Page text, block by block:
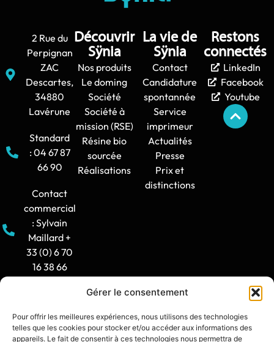
Gérer le consentement
Pour offrir les meilleures expériences, nous utilisons des technologies
telles que les cookies pour stocker et/ou accéder aux informations des
appareils. Le fait de consentir à ces technologies nous permettra de
2 Rue du
Perpignan
ZAC
Descartes,
34880
Lavérune
Standard
: 04 67 87
66 90
Contact
commercial
: Sylvain
Maillard +
33 (0) 6 70
16 38 66
: 8h30-12h
/ 14h -
Découvrir
Sÿnia
Nos produits
Le doming
Société
Société à
mission (RSE)
Résine bio
sourcée
Réalisations
La vie de
Sÿnia
Contact
Candidature
spontannée
Service
imprimeur
Actualités
Presse
Prix et
distinctions
Restons
connectés
LinkedIn
Facebook
Youtube